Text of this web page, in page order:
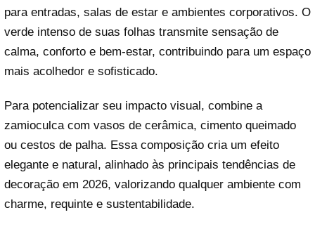
para entradas, salas de estar e ambientes corporativos. O
verde intenso de suas folhas transmite sensação de
calma, conforto e bem-estar, contribuindo para um espaço
mais acolhedor e sofisticado.
Para potencializar seu impacto visual, combine a
zamioculca com vasos de cerâmica, cimento queimado
ou cestos de palha. Essa composição cria um efeito
elegante e natural, alinhado às principais tendências de
decoração em 2026, valorizando qualquer ambiente com
charme, requinte e sustentabilidade.